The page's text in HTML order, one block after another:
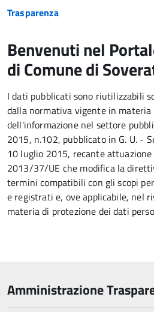
Trasparenza
Benvenuti nel
di Comune di
I dati pubblicati sono riutilizzabili
dalla normativa vigente in
dell'informazione nel settore
2015, n.102, pubblicato in G. U. -
10 luglio 2015, recante
2013/37/UE che modifica la
termini compatibili con gli scopi
e registrati e, ove applicabile, nel
materia di protezione dei dati
Amministrazione